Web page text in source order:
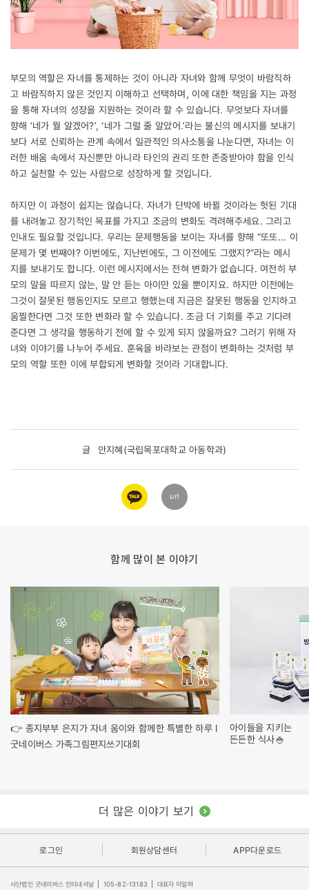
부모의 역할은 자녀를 통제하는 것이 아니라 자녀와 함께 무엇이 바람직하
고 바람직하지 않은 것인지 이해하고 선택하며, 이에 대한 책임을 지는 과정
을 통해 자녀의 성장을 지원하는 것이라 할 수 있습니다. 무엇보다 자녀를
향해 ‘네가 뭘 알겠어?’, ‘네가 그럴 줄 알았어.’라는 불신의 메시지를 보내기
보다 서로 신뢰하는 관계 속에서 일관적인 의사소통을 나눈다면, 자녀는 이
러한 배움 속에서 자신뿐만 아니라 타인의 권리 또한 존중받아야 함을 인식
하고 실천할 수 있는 사람으로 성장하게 할 것입니다.
하지만 이 과정이 쉽지는 않습니다. 자녀가 단박에 바뀔 것이라는 헛된 기대
를 내려놓고 장기적인 목표를 가지고 조금의 변화도 격려해주세요. 그리고
인내도 필요할 것입니다. 우리는 문제행동을 보이는 자녀를 향해 “또또... 이
문제가 몇 번째야? 이번에도, 지난번에도, 그 이전에도 그랬지?”라는 메시
지를 보내기도 합니다. 이런 메시지에서는 전혀 변화가 없습니다. 여전히 부
모의 말을 따르지 않는, 말 안 듣는 아이만 있을 뿐이지요. 하지만 이전에는
그것이 잘못된 행동인지도 모르고 행했는데 지금은 잘못된 행동을 인지하고
움찔한다면 그것 또한 변화라 할 수 있습니다. 조금 더 기회를 주고 기다려
준다면 그 생각을 행동하기 전에 할 수 있게 되지 않을까요? 그러기 위해 자
녀와 이야기를 나누어 주세요. 훈육을 바라보는 관점이 변화하는 것처럼 부
모의 역할 또한 이에 부합되게 변화할 것이라 기대합니다.
글 안지혜(국립목포대학교 아동학과)
카카오
링크
url
함께 많이 본 이야기
👉 종지부부 은지가 자녀 움이와 함께한 특별한 하루 l
굿네이버스 가족그림편지쓰기대회
아이들을 지키는
든든한 식사🍚
더 많은 이야기 보기
로그인 회원상담센터 APP다운로드
사단법인 굿네이버스 인터내셔날 105-82-13183 대표자 이일하